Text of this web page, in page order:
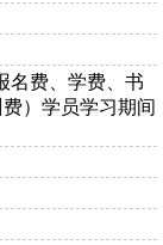
名费、学费、书
）学员学习期间